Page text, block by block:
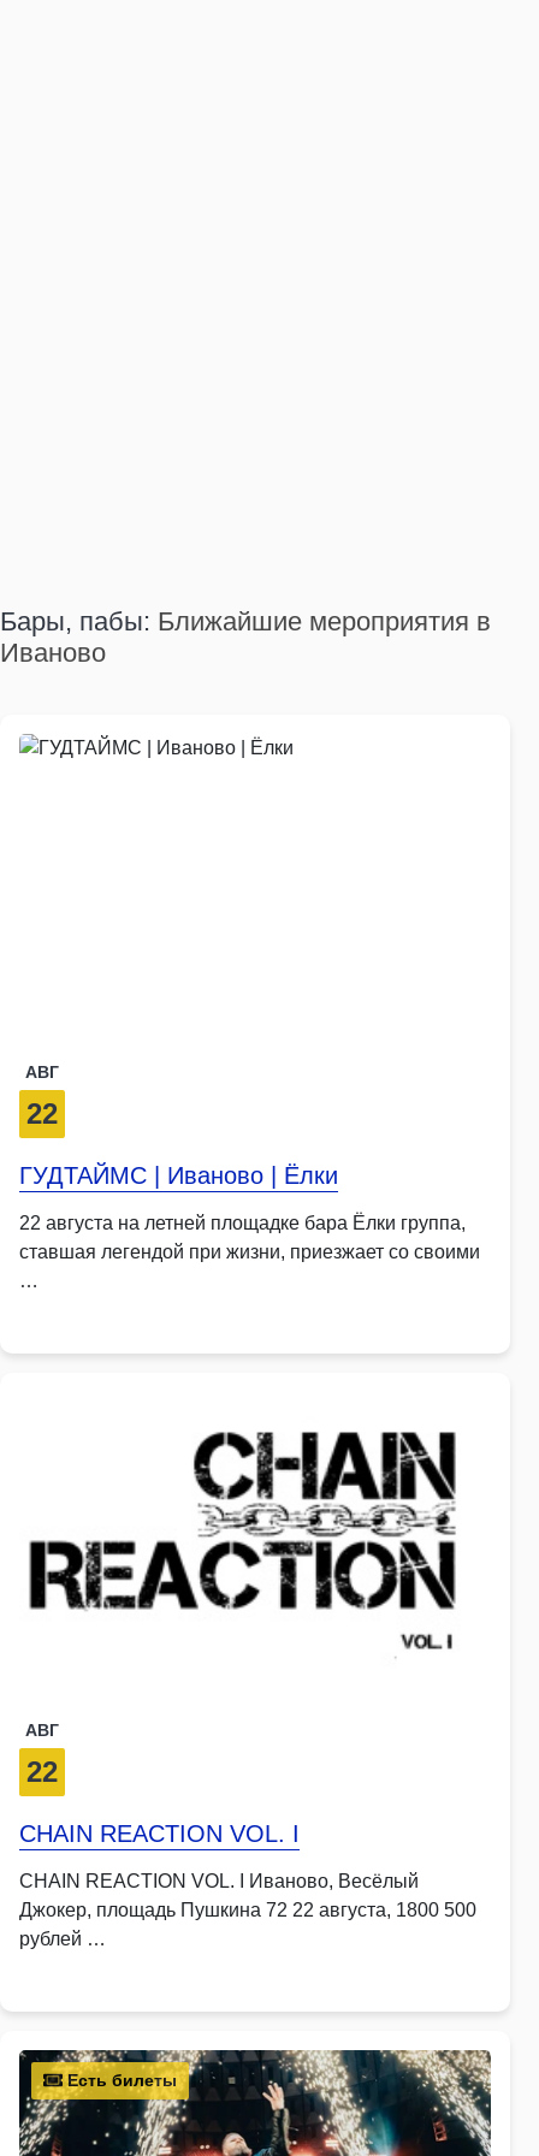
Бары, пабы: Ближайшие мероприятия в
Иваново
АВГ
22
ГУДТАЙМС | Иваново | Ёлки
22 августа на летней площадке бара Ёлки группа,
ставшая легендой при жизни, приезжает со своими
…
АВГ
22
CHAIN REACTION VOL. I
CHAIN REACTION VOL. I Иваново, Весёлый
Джокер, площадь Пушкина 72 22 августа, 1800 500
рублей …
Есть билеты